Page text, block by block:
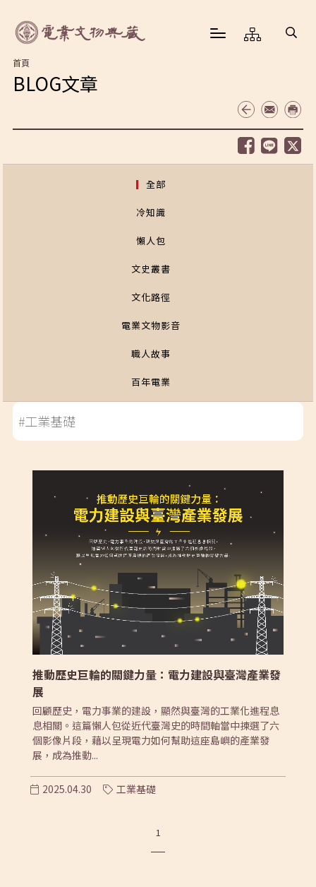
首頁
BLOG文章
全部
冷知識
懶人包
文史叢書
文化路徑
電業文物影音
職人故事
百年電業
#工業基礎
推動歷史巨輪的關鍵力量：電力建設與臺灣產業發
展
回顧歷史，電力事業的建設，顯然與臺灣的工業化進程息
息相關。這篇懶人包從近代臺灣史的時間軸當中揀選了六
個影像片段，藉以呈現電力如何幫助這座島嶼的產業發
展，成為推動...
2025.04.30 工業基礎
1